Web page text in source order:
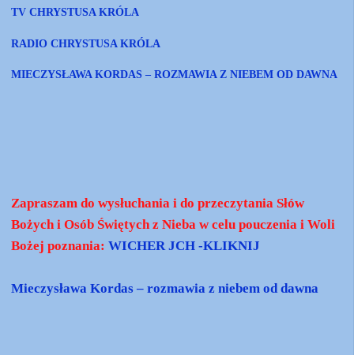
TV CHRYSTUSA KRÓLA
RADIO CHRYSTUSA KRÓLA
MIECZYSŁAWA KORDAS – ROZMAWIA Z NIEBEM OD DAWNA
Zapraszam do wysłuchania i do przeczytania Słów
Bożych i Osób Świętych z Nieba w celu pouczenia i Woli
Bożej poznania:WICHER JCH -KLIKNIJ
Mieczysława Kordas – rozmawia z niebem od dawna